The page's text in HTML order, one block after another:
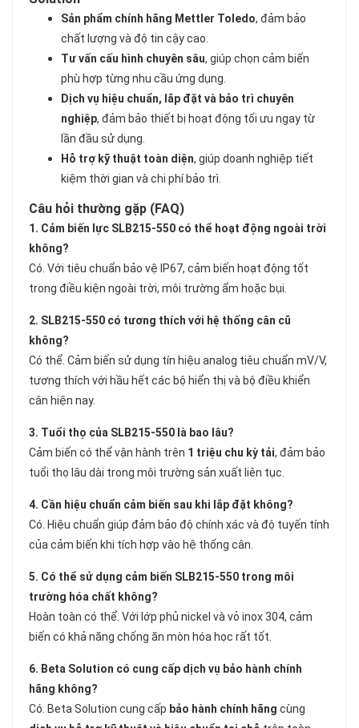
Sản phẩm chính hãng Mettler Toledo, đảm bảo
chất lượng và độ tin cậy cao.
Tư vấn cấu hình chuyên sâu, giúp chọn cảm biến
phù hợp từng nhu cầu ứng dụng.
Dịch vụ hiệu chuẩn, lắp đặt và bảo trì chuyên
nghiệp, đảm bảo thiết bị hoạt động tối ưu ngay từ
lần đầu sử dụng.
Hỗ trợ kỹ thuật toàn diện, giúp doanh nghiệp tiết
kiệm thời gian và chi phí bảo trì.
Câu hỏi thường gặp (FAQ)
1. Cảm biến lực SLB215-550 có thể hoạt động ngoài trời
không?
Có. Với tiêu chuẩn bảo vệ IP67, cảm biến hoạt động tốt
trong điều kiện ngoài trời, môi trường ẩm hoặc bụi.
2. SLB215-550 có tương thích với hệ thống cân cũ
không?
Có thể. Cảm biến sử dụng tín hiệu analog tiêu chuẩn mV/V,
tương thích với hầu hết các bộ hiển thị và bộ điều khiển
cân hiện nay.
3. Tuổi thọ của SLB215-550 là bao lâu?
Cảm biến có thể vận hành trên 1 triệu chu kỳ tải, đảm bảo
tuổi thọ lâu dài trong môi trường sản xuất liên tục.
4. Cần hiệu chuẩn cảm biến sau khi lắp đặt không?
Có. Hiệu chuẩn giúp đảm bảo độ chính xác và độ tuyến tính
của cảm biến khi tích hợp vào hệ thống cân.
5. Có thể sử dụng cảm biến SLB215-550 trong môi
trường hóa chất không?
Hoàn toàn có thể. Với lớp phủ nickel và vỏ inox 304, cảm
biến có khả năng chống ăn mòn hóa học rất tốt.
6. Beta Solution có cung cấp dịch vụ bảo hành chính
hãng không?
Có. Beta Solution cung cấp bảo hành chính hãng cùng